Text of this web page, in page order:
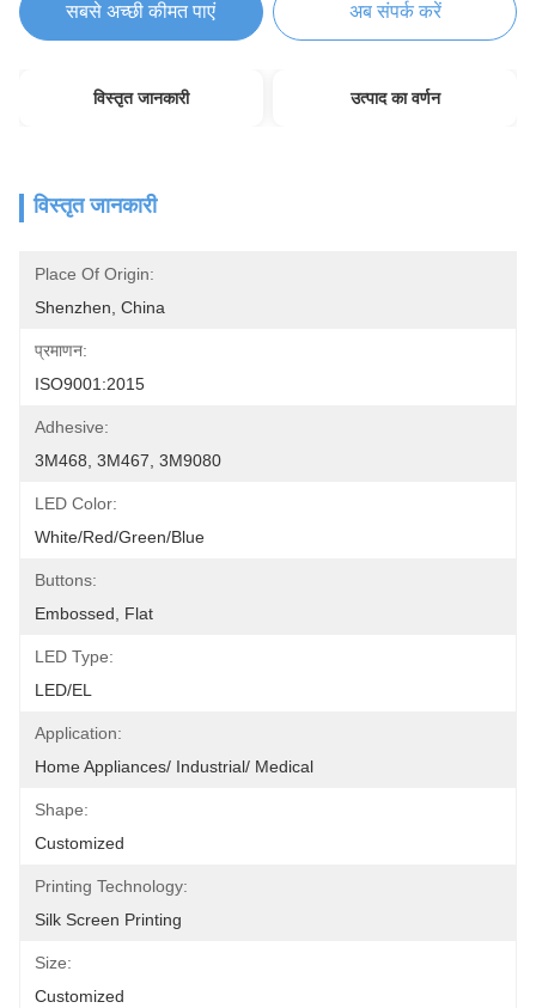
सबसे अच्छी कीमत पाएं अब संपर्क करें
विस्तृत जानकारी उत्पाद का वर्णन
विस्तृत जानकारी
Place Of Origin:
Shenzhen, China
प्रमाणन:
ISO9001:2015
Adhesive:
3M468, 3M467, 3M9080
LED Color:
White/Red/Green/Blue
Buttons:
Embossed, Flat
LED Type:
LED/EL
Application:
Home Appliances/ Industrial/ Medical
Shape:
Customized
Printing Technology:
Silk Screen Printing
Size:
Customized